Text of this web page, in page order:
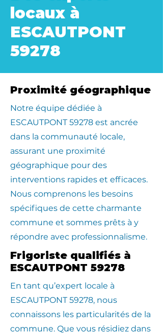
locaux à
ESCAUTPONT
59278
Proximité géographique
​Notre équipe dédiée à
ESCAUTPONT 59278 est ancrée
dans la communauté locale,
assurant une proximité
géographique pour des
interventions rapides et efficaces.
Nous comprenons les besoins
spécifiques de cette charmante
commune et sommes prêts à y
répondre avec professionnalisme.
Frigoriste qualifiés à
ESCAUTPONT 59278
En tant qu’expert locale à
ESCAUTPONT 59278, nous
connaissons les particularités de la
commune. Que vous résidiez dans